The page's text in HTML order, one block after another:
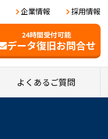
企業情報 採用情報
24時間受付可能
データ復旧お問合せ
よくあるご質問